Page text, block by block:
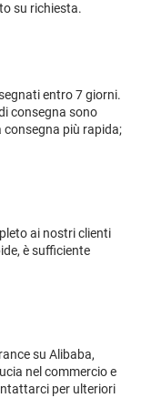
su richiesta.
entro 7 giorni.
consegna sono
consegna più rapida;
ai nostri clienti
è sufficiente
su Alibaba,
nel commercio e
per ulteriori